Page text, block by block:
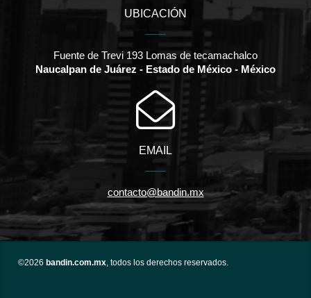
UBICACIÓN
Fuente de Trevi 193 Lomas de tecamachalco
Naucalpan de Juárez - Estado de México - México
EMAIL
contacto@bandin.mx
©2026 bandin.com.mx, todos los derechos reservados.